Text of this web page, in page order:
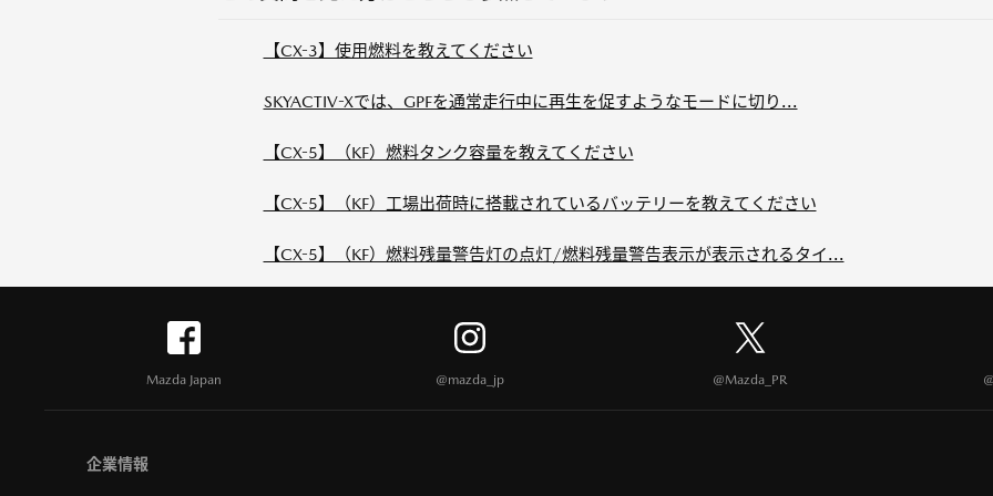
【CX-3】使用燃料を教えてください
SKYACTIV-Xでは、GPFを通常走行中に再生を促すようなモードに切り...
【CX-5】（KF）燃料タンク容量を教えてください
【CX-5】（KF）工場出荷時に搭載されているバッテリーを教えてください
【CX-5】（KF）燃料残量警告灯の点灯/燃料残量警告表示が表示されるタイ...
Mazda Japan @mazda_jp @Mazda_PR
企業情報